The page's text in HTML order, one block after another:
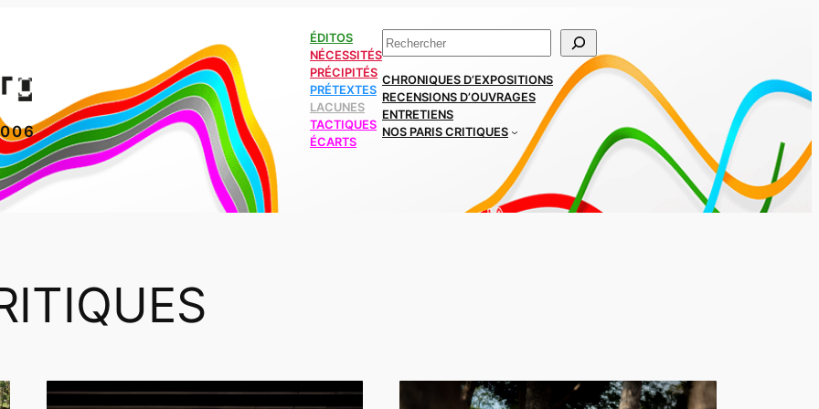
ÉDITOS
NÉCESSITÉS
PRÉCIPITÉS
PRÉTEXTES
LACUNES
TACTIQUES
ÉCARTS
Rechercher
CHRONIQUES D’EXPOSITIONS
RECENSIONS D’OUVRAGES
ENTRETIENS
NOS PARIS CRITIQUES